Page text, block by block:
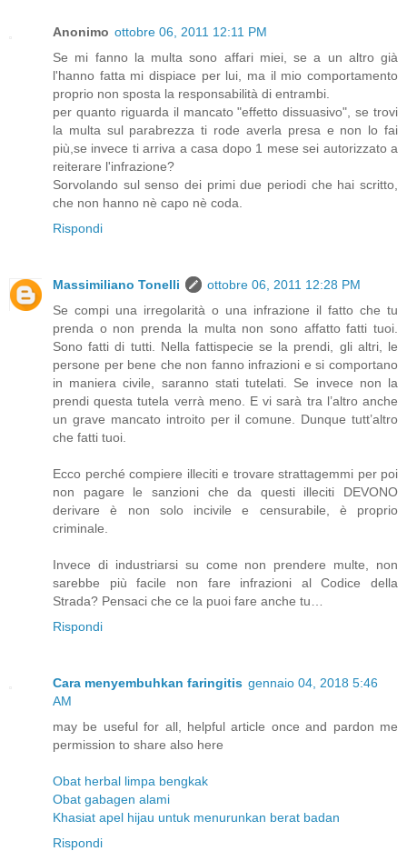
Anonimo ottobre 06, 2011 12:11 PM
Se mi fanno la multa sono affari miei, se a un altro già
l'hanno fatta mi dispiace per lui, ma il mio comportamento
proprio non sposta la responsabilità di entrambi.
per quanto riguarda il mancato "effetto dissuasivo", se trovi
la multa sul parabrezza ti rode averla presa e non lo fai
più,se invece ti arriva a casa dopo 1 mese sei autorizzato a
reiterare l'infrazione?
Sorvolando sul senso dei primi due periodi che hai scritto,
che non hanno nè capo nè coda.
Rispondi
Massimiliano Tonelli
ottobre 06, 2011 12:28 PM
Se compi una irregolarità o una infrazione il fatto che tu
prenda o non prenda la multa non sono affatto fatti tuoi.
Sono fatti di tutti. Nella fattispecie se la prendi, gli altri, le
persone per bene che non fanno infrazioni e si comportano
in maniera civile, saranno stati tutelati. Se invece non la
prendi questa tutela verrà meno. E vi sarà tra l’altro anche
un grave mancato introito per il comune. Dunque tutt’altro
che fatti tuoi.
Ecco perché compiere illeciti e trovare strattagemmi per poi
non pagare le sanzioni che da questi illeciti DEVONO
derivare è non solo incivile e censurabile, è proprio
criminale.
Invece di industriarsi su come non prendere multe, non
sarebbe più facile non fare infrazioni al Codice della
Strada? Pensaci che ce la puoi fare anche tu…
Rispondi
Cara menyembuhkan faringitis gennaio 04, 2018 5:46
AM
may be useful for all, helpful article once and pardon me
permission to share also here
Obat herbal limpa bengkak
Obat gabagen alami
Khasiat apel hijau untuk menurunkan berat badan
Rispondi